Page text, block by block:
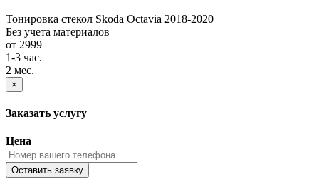
Тонировка стекол Skoda Octavia 2018-2020
Без учета материалов
от 2999
1-3 час.
2 мес.
×
Заказать услугу
Цена